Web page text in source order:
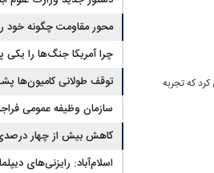
کرد که تجربه
محور مقاومت چگونه خود
نظامی و تحریم‌ها در
چرا آمریکا جنگ‌ها را
توقف طولانی کامیون‌ها
به اقتصاد می‌رسد
سازمان وظیفه عمومی
اطلاعیه داد
کاهش بیش از چهار
اسلام‌آباد: رایزنی‌های